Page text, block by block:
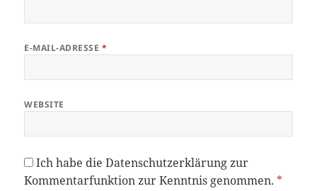
E-MAIL-ADRESSE *
WEBSITE
Ich habe dieDatenschutzerklärungzur
Kommentarfunktion zur Kenntnis genommen. *